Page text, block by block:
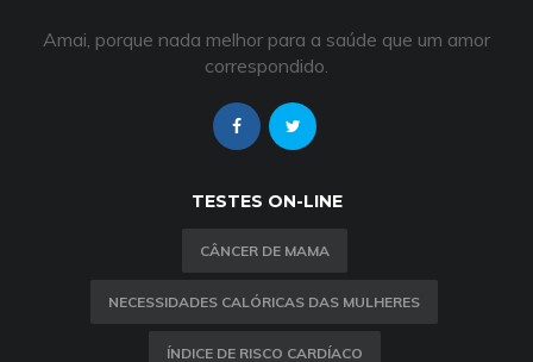
Amai, porque nada melhor para a saúde que um amor
correspondido.
TESTES ON-LINE
CÂNCER DE MAMA
NECESSIDADES CALÓRICAS DAS MULHERES
ÍNDICE DE RISCO CARDÍACO